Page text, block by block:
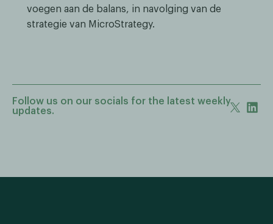
voegen aan de balans, in navolging van de
strategie van MicroStrategy.
Follow us on our socials for the latest weekly
updates.